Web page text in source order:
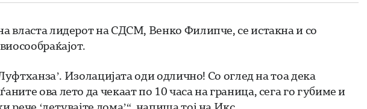
власта лидерот на СДСМ, Венко Филипче, се истакна и со
Изолацијата оди одлично! Со оглед на тоа дека
ова лето да чекаат по 10 часа на граница, сега го губиме и